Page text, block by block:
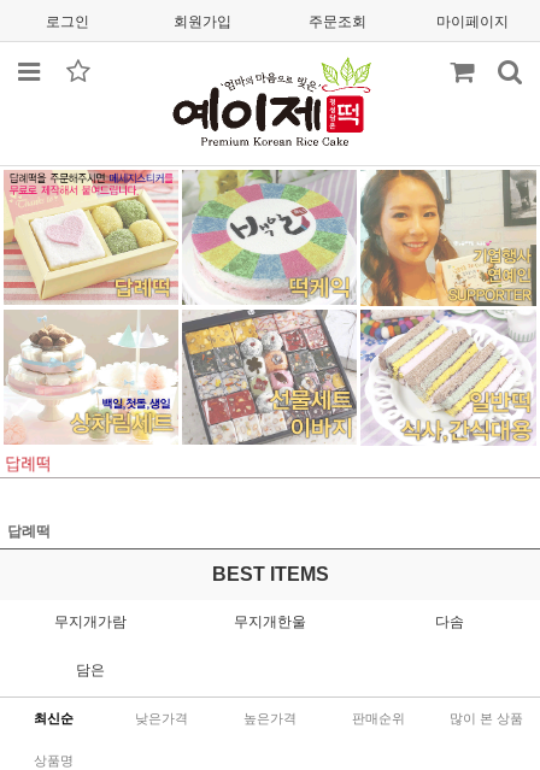
로그인 회원가입 주문조회 마이페이지
답례떡
BEST ITEMS
무지개가람 무지개한울 다솜
담은
최신순 낮은가격 높은가격 판매순위 많이 본 상품
상품명